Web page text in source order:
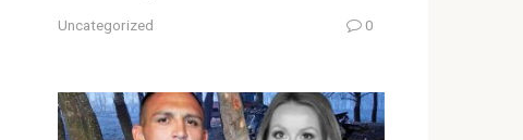
Uncategorized 0